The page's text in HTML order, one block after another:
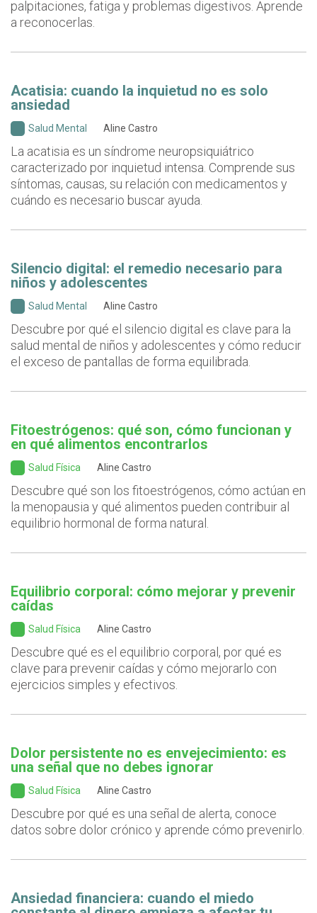
palpitaciones, fatiga y problemas digestivos. Aprende
a reconocerlas.
Acatisia: cuando la inquietud no es solo
ansiedad
Salud Mental Aline Castro
La acatisia es un síndrome neuropsiquiátrico
caracterizado por inquietud intensa. Comprende sus
síntomas, causas, su relación con medicamentos y
cuándo es necesario buscar ayuda.
Silencio digital: el remedio necesario para
niños y adolescentes
Salud Mental Aline Castro
Descubre por qué el silencio digital es clave para la
salud mental de niños y adolescentes y cómo reducir
el exceso de pantallas de forma equilibrada.
Fitoestrógenos: qué son, cómo funcionan y
en qué alimentos encontrarlos
Salud Física Aline Castro
Descubre qué son los fitoestrógenos, cómo actúan en
la menopausia y qué alimentos pueden contribuir al
equilibrio hormonal de forma natural.
Equilibrio corporal: cómo mejorar y prevenir
caídas
Salud Física Aline Castro
Descubre qué es el equilibrio corporal, por qué es
clave para prevenir caídas y cómo mejorarlo con
ejercicios simples y efectivos.
Dolor persistente no es envejecimiento: es
una señal que no debes ignorar
Salud Física Aline Castro
Descubre por qué es una señal de alerta, conoce
datos sobre dolor crónico y aprende cómo prevenirlo.
Ansiedad financiera: cuando el miedo